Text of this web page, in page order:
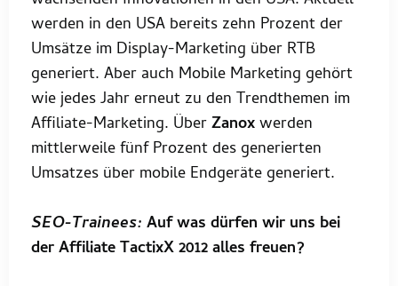
werden in den USA bereits zehn Prozent der
Umsätze im Display-Marketing über RTB
generiert. Aber auch Mobile Marketing gehört
wie jedes Jahr erneut zu den Trendthemen im
Affiliate-Marketing. ÜberZanoxwerden
mittlerweile fünf Prozent des generierten
Umsatzes über mobile Endgeräte generiert.
SEO-Trainees: Auf was dürfen wir uns bei
der Affiliate TactixX 2012 alles freuen?